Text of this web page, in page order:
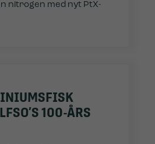
nitrogen med nyt PtX-
100-ÅRS